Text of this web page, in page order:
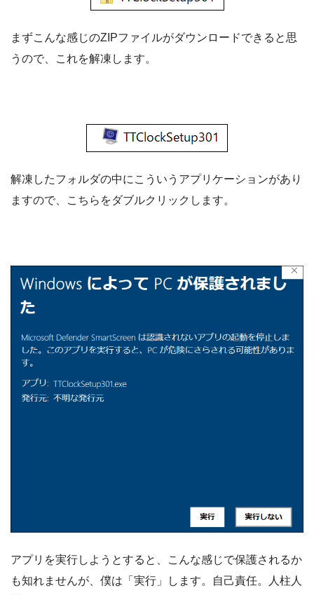
まずこんな感じのZIPファイルがダウンロードできると思
うので、これを解凍します。
解凍したフォルダの中にこういうアプリケーションがあり
ますので、こちらをダブルクリックします。
アプリを実行しようとすると、こんな感じで保護されるか
も知れませんが、僕は「実行」します。自己責任。人柱人